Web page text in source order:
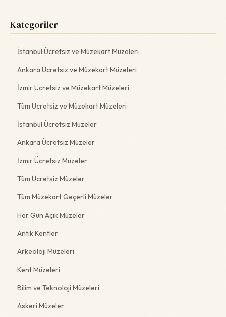
Kategoriler
İstanbul Ücretsiz ve Müzekart Müzeleri
Ankara Ücretsiz ve Müzekart Müzeleri
İzmir Ücretsiz ve Müzekart Müzeleri
Tüm Ücretsiz ve Müzekart Müzeleri
İstanbul Ücretsiz Müzeler
Ankara Ücretsiz Müzeler
İzmir Ücretsiz Müzeler
Tüm Ücretsiz Müzeler
Tüm Müzekart Geçerli Müzeler
Her Gün Açık Müzeler
Antik Kentler
Arkeoloji Müzeleri
Kent Müzeleri
Bilim ve Teknoloji Müzeleri
Askeri Müzeler